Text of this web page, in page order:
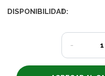
DISPONIBILIDAD:
1
-